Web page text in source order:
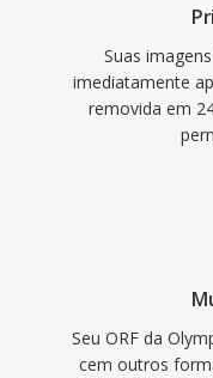
Suas
imediatamente
removida em
Seu ORF da
cem outros